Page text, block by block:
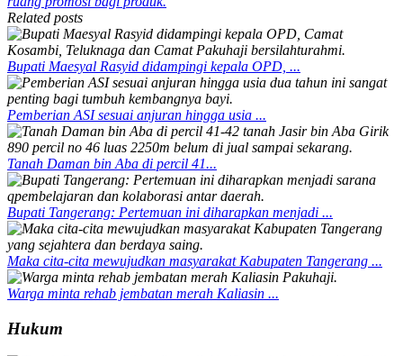
Related posts
Bupati Maesyal Rasyid didampingi kepala OPD, ...
Pemberian ASI sesuai anjuran hingga usia ...
Tanah Daman bin Aba di percil 41...
Bupati Tangerang: Pertemuan ini diharapkan menjadi ...
Maka cita-cita mewujudkan masyarakat Kabupaten Tangerang ...
Warga minta rehab jembatan merah Kaliasin ...
Hukum